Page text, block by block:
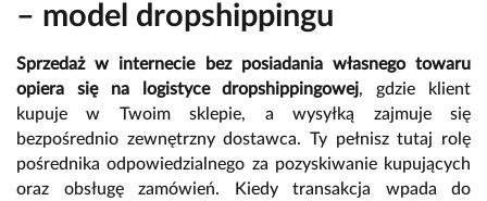
– model dropshippingu
Sprzedaż w internecie bez posiadania własnego towaru
opiera się na logistyce dropshippingowej, gdzie klient
kupuje w Twoim sklepie, a wysyłką zajmuje się
bezpośrednio zewnętrzny dostawca. Ty pełnisz tutaj rolę
pośrednika odpowiedzialnego za pozyskiwanie kupujących
oraz obsługę zamówień. Kiedy transakcja wpada do